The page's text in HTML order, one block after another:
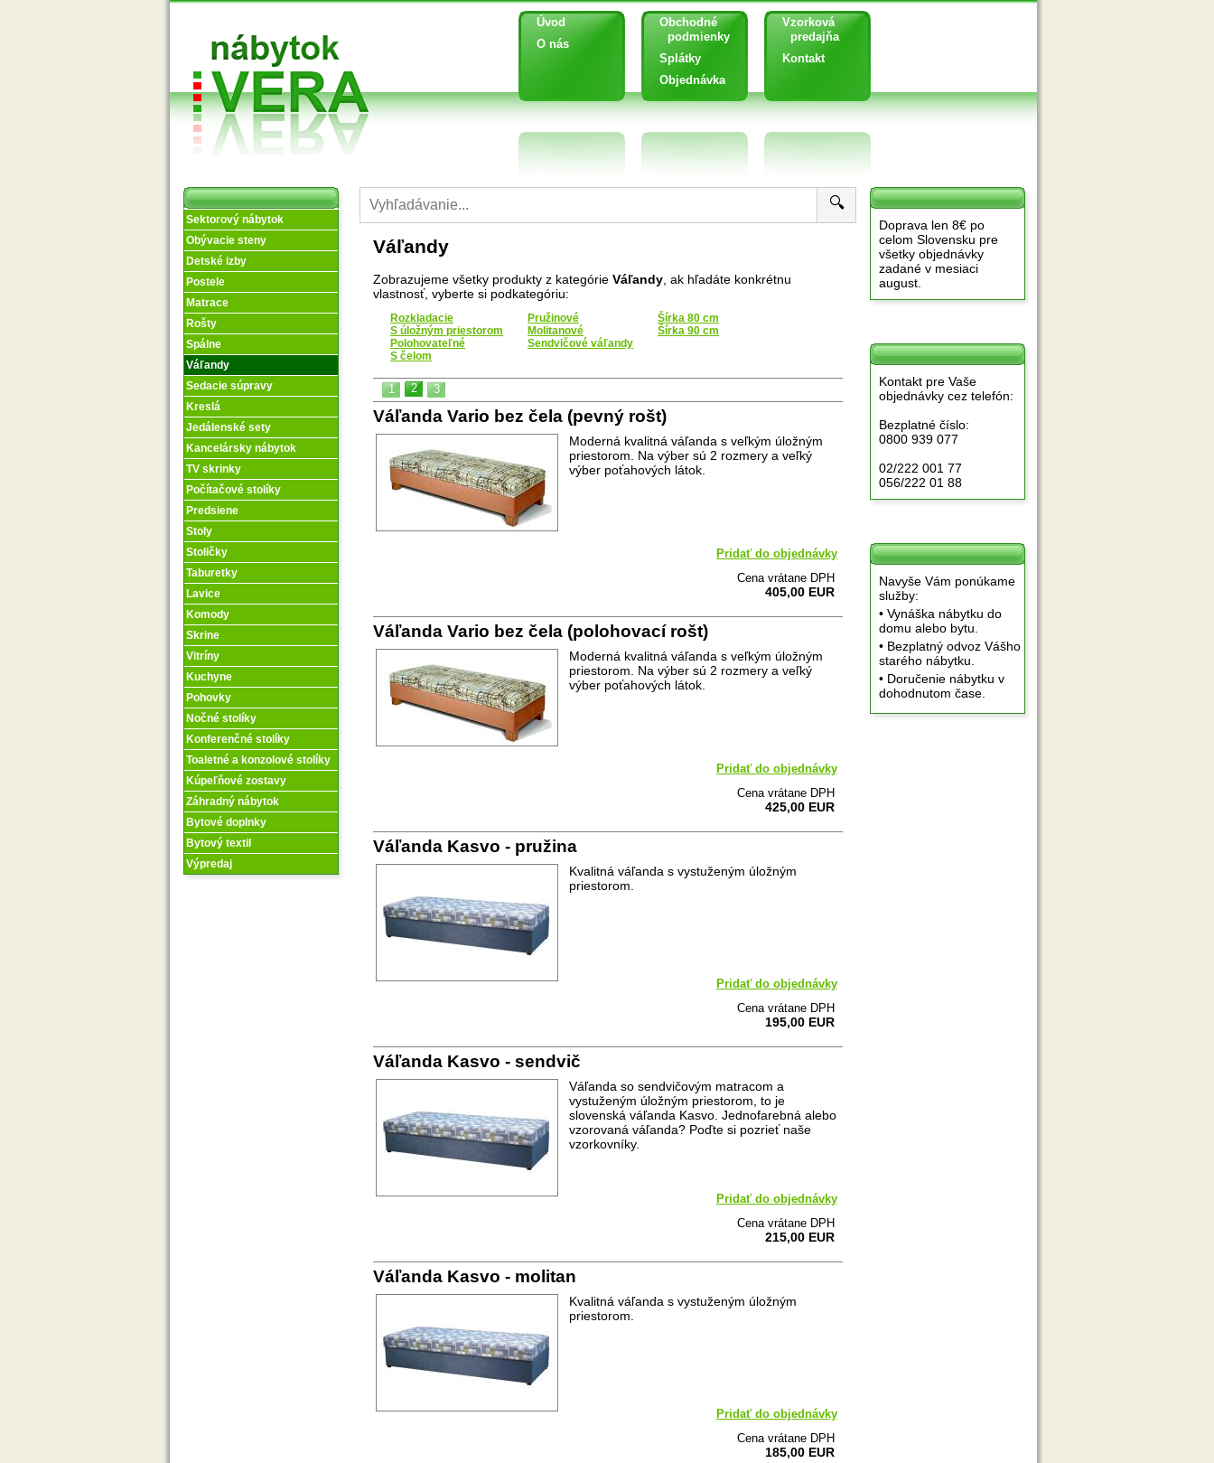
Úvod
O nás
Obchodné
podmienky
Splátky
Objednávka
Vzorková
predajňa
Kontakt
Sektorový nábytok
Obývacie steny
Detské izby
Postele
Matrace
Rošty
Spálne
Váľandy
Sedacie súpravy
Kreslá
Jedálenské sety
Kancelársky nábytok
TV skrinky
Počítačové stolíky
Predsiene
Stoly
Stoličky
Taburetky
Lavice
Komody
Skrine
Vitríny
Kuchyne
Pohovky
Nočné stolíky
Konferenčné stolíky
Toaletné a konzolové stolíky
Kúpeľňové zostavy
Záhradný nábytok
Bytové doplnky
Bytový textil
Výpredaj
🔍
Váľandy
Zobrazujeme všetky produkty z kategórie Váľandy , ak hľadáte konkrétnu
vlastnosť, vyberte si podkategóriu:
Rozkladacie
S úložným priestorom
Polohovateľné
S čelom
Pružinové
Molitanové
Sendvičové váľandy
Šírka 80 cm
Šírka 90 cm
1 2 3
Váľanda Vario bez čela (pevný rošt)
Moderná kvalitná váľanda s veľkým úložným
priestorom. Na výber sú 2 rozmery a veľký
výber poťahových látok.
Pridať do objednávky
Cena vrátane DPH
405,00 EUR
Váľanda Vario bez čela (polohovací rošt)
Moderná kvalitná váľanda s veľkým úložným
priestorom. Na výber sú 2 rozmery a veľký
výber poťahových látok.
Pridať do objednávky
Cena vrátane DPH
425,00 EUR
Váľanda Kasvo - pružina
Kvalitná váľanda s vystuženým úložným
priestorom.
Pridať do objednávky
Cena vrátane DPH
195,00 EUR
Váľanda Kasvo - sendvič
Váľanda so sendvičovým matracom a
vystuženým úložným priestorom, to je
slovenská váľanda Kasvo. Jednofarebná alebo
vzorovaná váľanda? Poďte si pozrieť naše
vzorkovníky.
Pridať do objednávky
Cena vrátane DPH
215,00 EUR
Váľanda Kasvo - molitan
Kvalitná váľanda s vystuženým úložným
priestorom.
Pridať do objednávky
Cena vrátane DPH
185,00 EUR
Doprava len 8€ po
celom Slovensku pre
všetky objednávky
zadané v mesiaci
august.
Kontakt pre Vaše
objednávky cez telefón:
Bezplatné číslo:
0800 939 077
02/222 001 77
056/222 01 88
Navyše Vám ponúkame
služby:
• Vynáška nábytku do
domu alebo bytu.
• Bezplatný odvoz Vášho
starého nábytku.
• Doručenie nábytku v
dohodnutom čase.